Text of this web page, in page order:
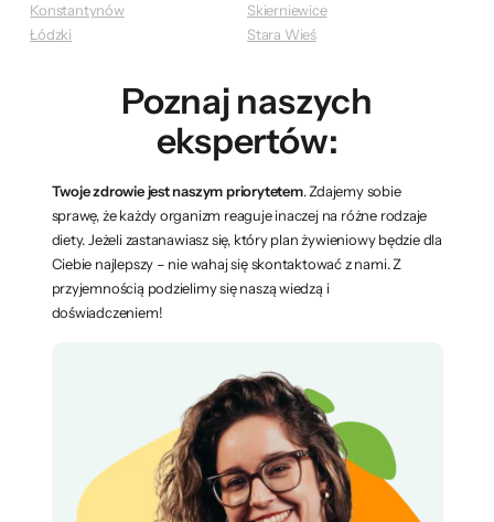
Konstantynów
Łódzki
Skierniewice
Stara Wieś
Poznaj naszych
ekspertów:
Twoje zdrowie jest naszym priorytetem. Zdajemy sobie
sprawę, że każdy organizm reaguje inaczej na różne rodzaje
diety. Jeżeli zastanawiasz się, który plan żywieniowy będzie dla
Ciebie najlepszy – nie wahaj się skontaktować z nami. Z
przyjemnością podzielimy się naszą wiedzą i
doświadczeniem!